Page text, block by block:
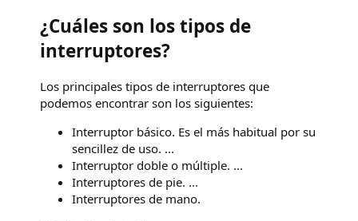
¿Cuáles son los tipos de
interruptores?
Los principales tipos de interruptores que
podemos encontrar son los siguientes:
Interruptor básico. Es el más habitual por su
sencillez de uso. ...
Interruptor doble o múltiple. ...
Interruptores de pie. ...
Interruptores de mano.